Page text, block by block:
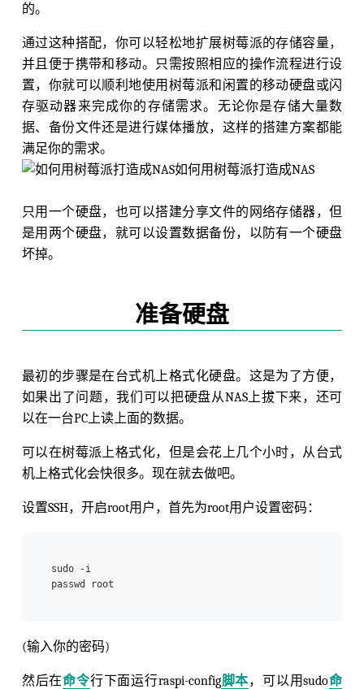
的。
通过这种搭配，你可以轻松地扩展树莓派的存储容量，
并且便于携带和移动。只需按照相应的操作流程进行设
置，你就可以顺利地使用树莓派和闲置的移动硬盘或闪
存驱动器来完成你的存储需求。无论你是存储大量数
据、备份文件还是进行媒体播放，这样的搭建方案都能
满足你的需求。
只用一个硬盘，也可以搭建分享文件的网络存储器，但
是用两个硬盘，就可以设置数据备份，以防有一个硬盘
坏掉。
准备硬盘
最初的步骤是在台式机上格式化硬盘。这是为了方便，
如果出了问题，我们可以把硬盘从NAS上拔下来，还可
以在一台PC上读上面的数据。
可以在树莓派上格式化，但是会花上几个小时，从台式
机上格式化会快很多。现在就去做吧。
设置SSH，开启root用户，首先为root用户设置密码：
sudo -i
(输入你的密码)
然后在命令行下面运行raspi-config脚本，可以用sudo命